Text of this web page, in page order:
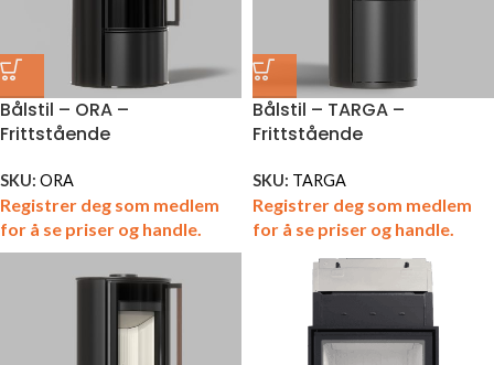
Bålstil – ORA –
Frittstående
SKU: ORA
Registrer deg som medlem
for å se priser og handle.
Bålstil – TARGA –
Frittstående
SKU: TARGA
Registrer deg som medlem
for å se priser og handle.